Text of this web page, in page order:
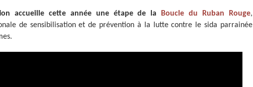
accueille cette année une étape de la Boucle du Ruban Rouge,
de sensibilisation et de prévention à la lutte contre le sida parrainée